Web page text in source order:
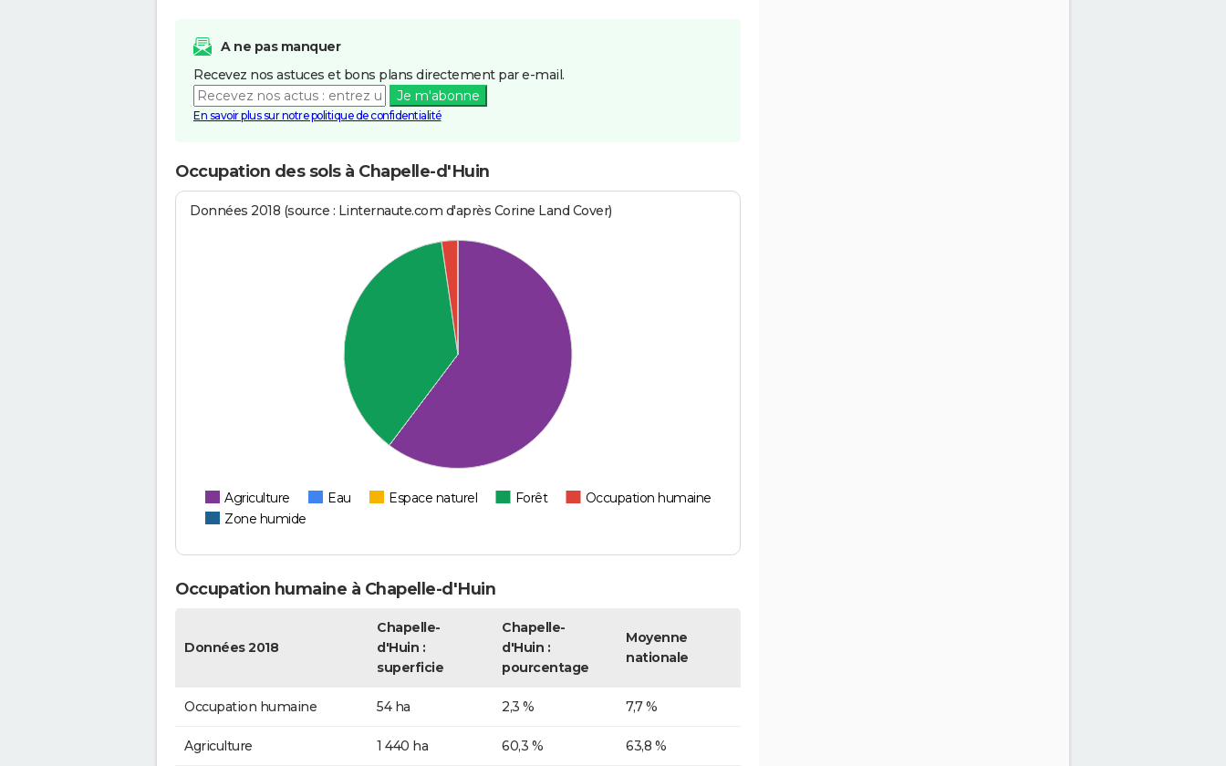
A ne pas manquer
Recevez nos astuces et bons plans directement par e-mail.
Je m'abonne
En savoir plus sur notre politique de confidentialité
Occupation des sols à Chapelle-d'Huin
Données 2018 (source : Linternaute.com d'après Corine Land Cover)
Agriculture Eau Espace naturel Forêt
Occupation humaine
Zone humide
Occupation humaine à Chapelle-d'Huin
Données 2018
Chapelle-
d'Huin :
superficie
Chapelle-
d'Huin :
pourcentage
Moyenne
nationale
Occupation humaine 54 ha 2,3 % 7,7 %
Agriculture 1 440 ha 60,3 % 63,8 %